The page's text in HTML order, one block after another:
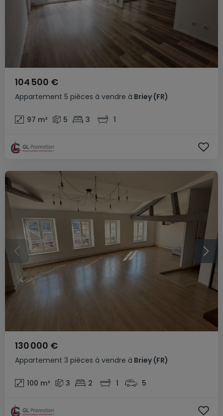
Appartement 5 pièces à vendre à Briey (FR)
104 500 €
97 m² 5 3 1
Appartement 3 pièces à vendre à Briey (FR)
130 000 €
100 m² 3 2 1 5